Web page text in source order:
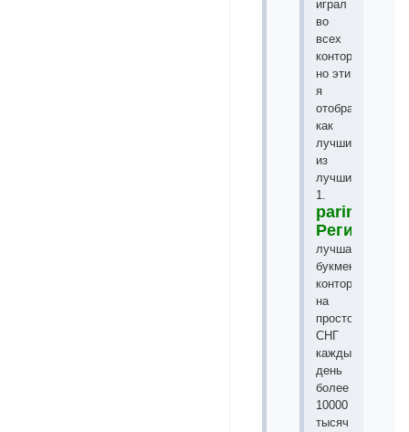
играл
во
всех
конторах
но эти
я
отобрал
как
лучшие
из
лучших!
1.
лучшая
букмекерская
контора
на
просторах
СНГ
каждый
день
более
10000
тысяч